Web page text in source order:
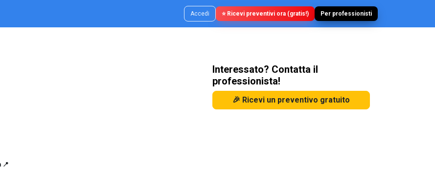
Accedi ⭐ Ricevi preventivi ora (gratis!) Per professionisti
📍
Interessato? Contatta il
professionista!
🎉 Ricevi un preventivo gratuito